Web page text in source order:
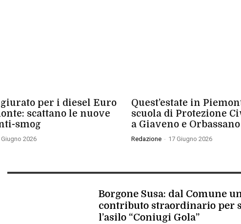
per i diesel Euro
scattano le nuove
smog
Giugno 2026
Quest’estate in
scuola di Protezione
a Giaveno e Orbassano
Redazione - 17 Giugno 2026
Borgone Susa: dal Comune
contributo straordinario per
l’asilo “Coniugi Gola”